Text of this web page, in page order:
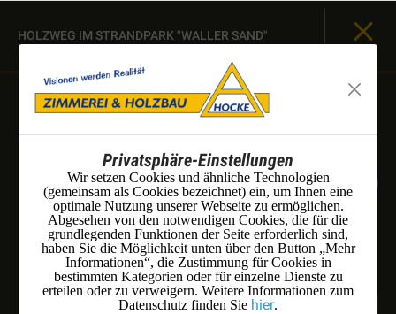
HOLZWEG IM STRANDPARK "WALLER SAND"
Privatsphäre-Einstellungen
Wir setzen Cookies und ähnliche Technologien
(gemeinsam als Cookies bezeichnet) ein, um Ihnen eine
optimale Nutzung unserer Webseite zu ermöglichen.
Abgesehen von den notwendigen Cookies, die für die
grundlegenden Funktionen der Seite erforderlich sind,
haben Sie die Möglichkeit unten über den Button „Mehr
Informationen“, die Zustimmung für Cookies in
bestimmten Kategorien oder für einzelne Dienste zu
erteilen oder zu verweigern. Weitere Informationen zum
Datenschutz finden Sie hier.